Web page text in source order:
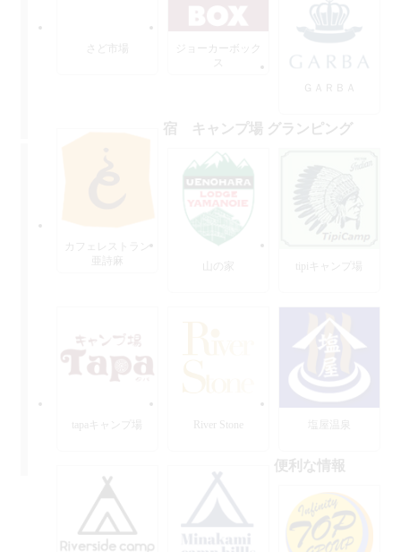
さど市場
ジョーカーボック
ス
ＧＡＲＢＡ
カフェレストラン
亜詩麻
宿 キャンプ場 グランピング
山の家 tipiキャンプ場
tapaキャンプ場 River Stone 塩屋温泉
便利な情報